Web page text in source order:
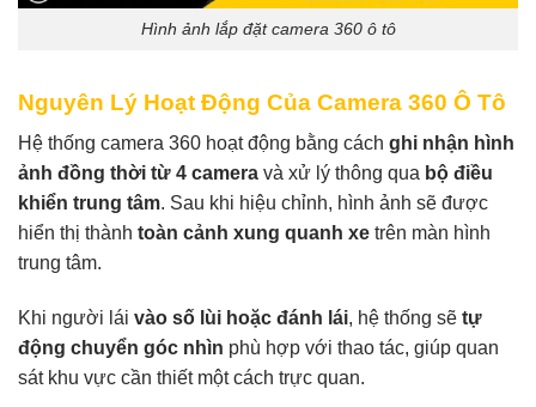
Hình ảnh lắp đặt camera 360 ô tô
Nguyên Lý Hoạt Động Của Camera 360 Ô Tô
Hệ thống camera 360 hoạt động bằng cách ghi nhận hình
ảnh đồng thời từ 4 camera và xử lý thông qua bộ điều
khiển trung tâm. Sau khi hiệu chỉnh, hình ảnh sẽ được
hiển thị thành toàn cảnh xung quanh xe trên màn hình
trung tâm.
Khi người lái vào số lùi hoặc đánh lái, hệ thống sẽ tự
động chuyển góc nhìn phù hợp với thao tác, giúp quan
sát khu vực cần thiết một cách trực quan.